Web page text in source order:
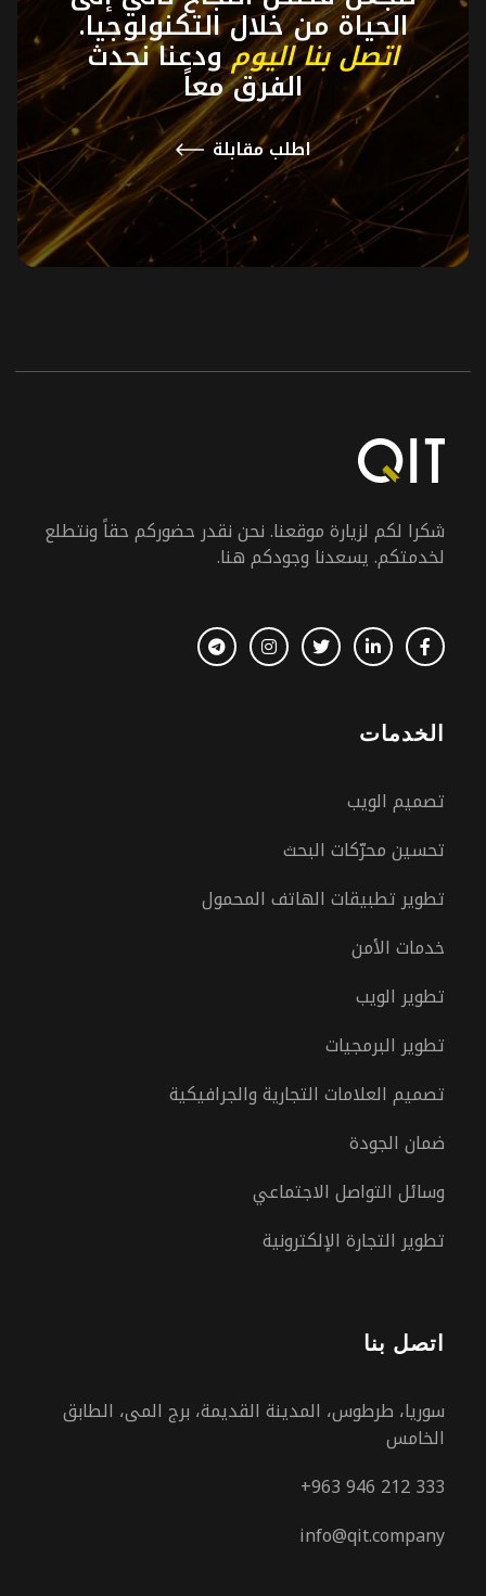
الحياة من خلال التكنولوجيا.
اتصل بنا اليومودعنا نحدث
الفرق معاً
اطلب مقابلة
شكرا لكم لزيارة موقعنا. نحن نقدر حضوركم حقاً ونتطلع
لخدمتكم. يسعدنا وجودكم هنا.
الخدمات
تصميم الويب
تحسين محرّكات البحث
تطوير تطبيقات الهاتف المحمول
خدمات الأمن
تطوير الويب
تطوير البرمجيات
تصميم العلامات التجارية والجرافيكية
ضمان الجودة
وسائل التواصل الاجتماعي
تطوير التجارة الإلكترونية
اتصل بنا
سوريا، طرطوس، المدينة القديمة، برج المى، الطابق
الخامس
+963 946 212 333
info@qit.company